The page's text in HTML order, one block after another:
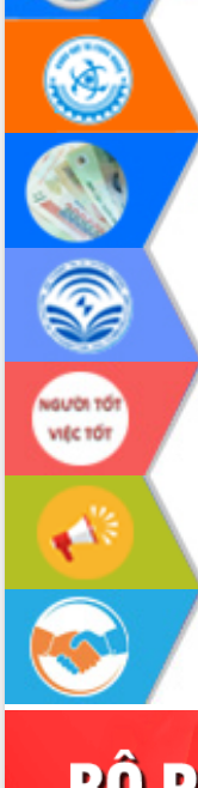
Quyết liệt cải cách hành
thông nguồn lực phát triển
Nâng cao hiệu lực, hiệu quả
tỉnh thông qua hiện đại hóa
Xã Ea Phê gắn cải cách hành
chuyển đổi số
Phó Chủ tịch Thường trực
Hồ Thị Nguyên Thảo làm
tâm Phục vụ hành chính công
Phê
Xây dựng nền hành chính số
hành cùng nông dân dân,
Giai đoạn 2026-2030, Đắk Lắk
đấu có 77% xã đạt chuẩn
mới
Chuyển đổi số 'mở đường'
nghiệp Đắk Lắk tăng trưởng
Triển khai đồng bộ đo đạc,
địa chính, hoàn thiện cơ sở
đai
Ứng dụng sinh trắc học -
trong hành trình chuyển đổi
Lắk
Đắk Lắk nâng cao hiệu quả
Đảng từ Sổ tay đảng viên
Đắk Lắk đẩy mạnh nuôi biển
nghệ, hướng tới phát triển
Tập huấn nâng cao năng lực
chuyển đổi số cho cán bộ,